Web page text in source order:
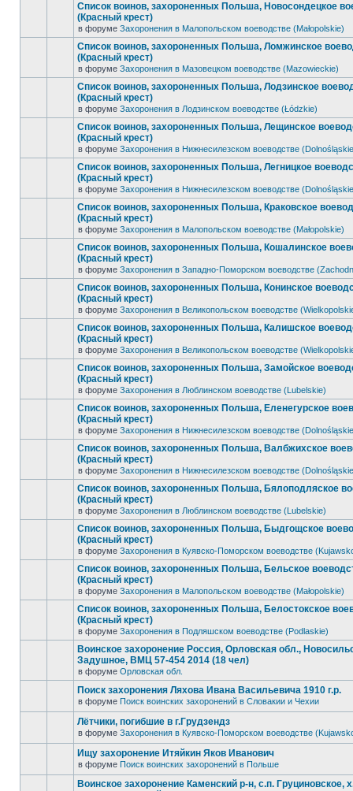
Список воинов, захороненных Польша, Новосондецкое
(Красный крест)
в форуме Захоронения в Малопольском воеводстве (Małopolskie)
Список воинов, захороненных Польша, Ломжинское
(Красный крест)
в форуме Захоронения в Мазовецком воеводстве (Mazowieckie)
Список воинов, захороненных Польша, Лодзинское
(Красный крест)
в форуме Захоронения в Лодзинском воеводстве (Łódzkie)
Список воинов, захороненных Польша, Лещинское
(Красный крест)
в форуме Захоронения в Нижнесилезском воеводстве
Список воинов, захороненных Польша, Легницкое
(Красный крест)
в форуме Захоронения в Нижнесилезском воеводстве
Список воинов, захороненных Польша, Краковское
(Красный крест)
в форуме Захоронения в Малопольском воеводстве (Małopolskie)
Список воинов, захороненных Польша, Кошалинское
(Красный крест)
в форуме Захоронения в Западно-Поморском воеводстве
Список воинов, захороненных Польша, Конинское
(Красный крест)
в форуме Захоронения в Великопольском воеводстве
Список воинов, захороненных Польша, Калишское
(Красный крест)
в форуме Захоронения в Великопольском воеводстве
Список воинов, захороненных Польша, Замойское
(Красный крест)
в форуме Захоронения в Люблинском воеводстве (Lubelskie)
Список воинов, захороненных Польша, Еленегурское
(Красный крест)
в форуме Захоронения в Нижнесилезском воеводстве
Список воинов, захороненных Польша, Валбжихское
(Красный крест)
в форуме Захоронения в Нижнесилезском воеводстве
Список воинов, захороненных Польша, Бялоподляское
(Красный крест)
в форуме Захоронения в Люблинском воеводстве (Lubelskie)
Список воинов, захороненных Польша, Быдгощское
(Красный крест)
в форуме Захоронения в Куявско-Поморском воеводстве
Список воинов, захороненных Польша, Бельское
(Красный крест)
в форуме Захоронения в Малопольском воеводстве (Małopolskie)
Список воинов, захороненных Польша, Белостокское
(Красный крест)
в форуме Захоронения в Подляшском воеводстве (Podlaskie)
Воинское захоронение Россия, Орловская обл.,
Задушное, ВМЦ 57-454 2014 (18 чел)
в форуме Орловская обл.
Поиск захоронения Ляхова Ивана Васильевича 1910 г.р.
в форуме Поиск воинских захоронений в Словакии и Чехии
Лётчики, погибшие в г.Грудзендз
в форуме Захоронения в Куявско-Поморском воеводстве
Ищу захоронение Итяйкин Яков Иванович
в форуме Поиск воинских захоронений в Польше
Воинское захоронение Каменский р-н, с.п. Груциновское,